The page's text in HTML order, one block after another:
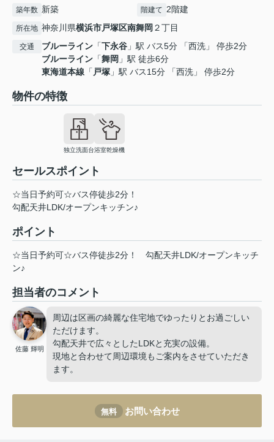
築年数 新築 階建て 2階建
所在地 神奈川県横浜市戸塚区南舞岡 ２丁目
交通 ブルーライン 「下永谷 」駅 バス5分 「西洗」 停歩2分
ブルーライン 「舞岡 」駅 徒歩6分
東海道本線 「 戸塚 」駅 バス15分 「西洗」 停歩2分
物件の特徴
独立洗面台浴室乾燥機
セールスポイント
☆当日予約可☆バス停徒歩2分！
勾配天井LDK/オープンキッチン♪
ポイント
☆当日予約可☆バス停徒歩2分！
勾配天井LDK/オープンキッチ
ン♪
担当者のコメント
佐藤 輝明
周辺は区画の綺麗な住宅地でゆったりとお過ごしい
ただけます。
勾配天井で広々としたLDKと充実の設備。
現地と合わせて周辺環境もご案内をさせていただき
ます。
無料 お問い合わせ